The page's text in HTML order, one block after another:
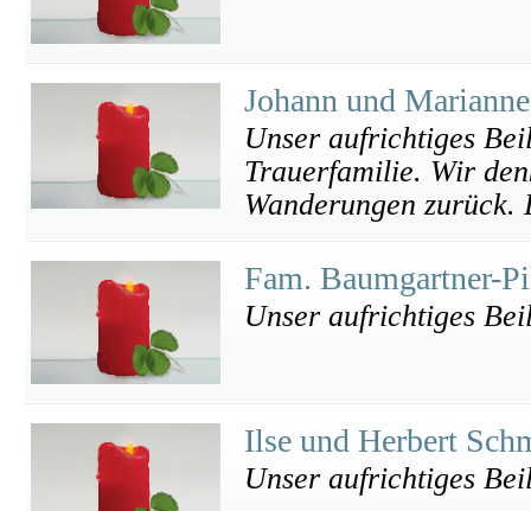
Johann und
Unser aufrichtiges
Trauerfamilie. Wir
Wanderungen
Fam. Baumgartner-
Unser aufrichtiges
Ilse und Herbert
Unser aufrichtiges